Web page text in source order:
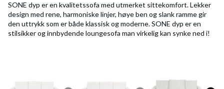
SONE dyp er en kvalitetssofa med utmerket sittekomfort. Lekker
design med rene, harmoniske linjer, høye ben og slank ramme gir
den uttrykk som er både klassisk og moderne. SONE dyp er en
stilsikker og innbydende loungesofa man virkelig kan synke ned i!